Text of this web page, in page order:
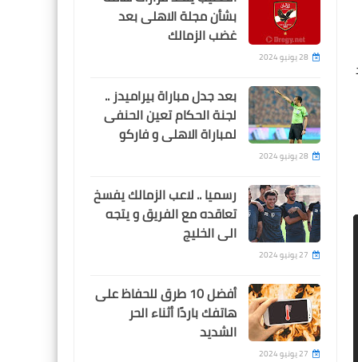
بشأن مجلة الاهلى بعد
غضب الزمالك
28 يونيو 2024
بعد جدل مباراة بيراميدز ..
لجنة الحكام تعين الحنفى
لمباراة الاهلى و فاركو
28 يونيو 2024
رسميا .. لاعب الزمالك يفسخ
تعاقده مع الفريق و يتجه
الى الخليج
27 يونيو 2024
أفضل 10 طرق للحفاظ على
هاتفك باردًا أثناء الحر
الشديد
27 يونيو 2024
يغيب عن مباراة الاهلي
Egypt
الهزيمة الاولى .. بيراميدز
يخسر امام مودرن سبورت قبل
ظهور ثنائي للمرة الاولى و
غياب 11 لاعب عن قائمة
الاهلي لمباراة غزل المحلة